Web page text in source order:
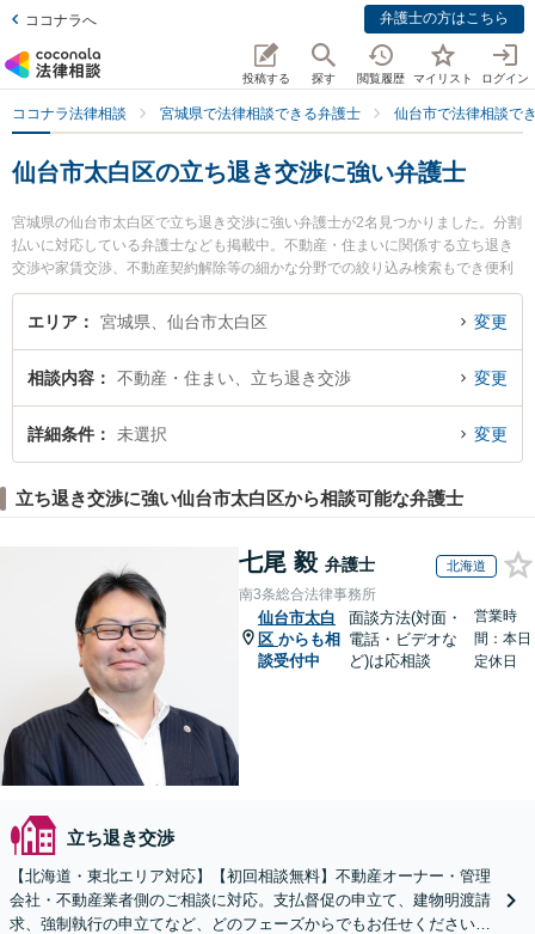
ココナラへ 弁護士の方はこちら
投稿する 探す 閲覧履歴 マイリスト ログイン
ココナラ法律相談 宮城県で法律相談できる弁護士 仙台市で法律相談で
仙台市太白区の立ち退き交渉に強い弁護士
宮城県の仙台市太白区で立ち退き交渉に強い弁護士が2名見つかりました。分割
払いに対応している弁護士なども掲載中。不動産・住まいに関係する立ち退き
交渉や家賃交渉、不動産契約解除等の細かな分野での絞り込み検索もでき便利
です。特にながまち駅前法律事務所の高橋 崇弁護士や仙台長町法律事務所の飛
澤 聡美弁護士のプロフィール情報や弁護士費用、強みなどが注目されていま
護士を検索したい』『初回相談無料で立ち退き交渉を法律相談できる仙台市太
白区内の弁護士に相談予約したい』などでお困りの相談者さんにおすすめで
す。
エリア 宮城県、仙台市太白区 変更
相談内容 不動産・住まい、立ち退き交渉 変更
詳細条件 未選択 変更
立ち退き交渉に強い仙台市太白区から相談可能な弁護士
七尾 毅 弁護士 北海道
南3条総合法律事務所
仙台市太白
区 からも相
談受付中
面談方法(対面・
電話・ビデオな
ど)は応相談
営業時
間：本日
定休日
立ち退き交渉
【北海道・東北エリア対応】【初回相談無料】不動産オーナー・管理
会社・不動産業者側のご相談に対応。支払督促の申立て、建物明渡請
求、強制執行の申立てなど、どのフェーズからでもお任せください。